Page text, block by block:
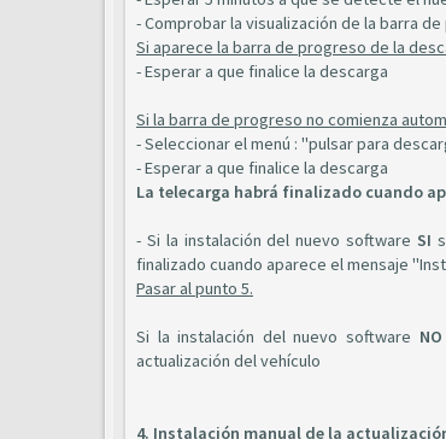
- Comprobar la visualización de la barra
Si aparece la barra de progreso de la
- Esperar a que finalice la descarga
Si la barra de progreso no comienza
- Seleccionar el menú : "pulsar para
- Esperar a que finalice la descarga
La telecarga habrá finalizado cuando
- Si la instalación del nuevo software SI
finalizado cuando aparece el mensaje
Pasar al punto 5.
Si la instalación del nuevo software NO
actualización del vehículo
4. Instalación manual de la